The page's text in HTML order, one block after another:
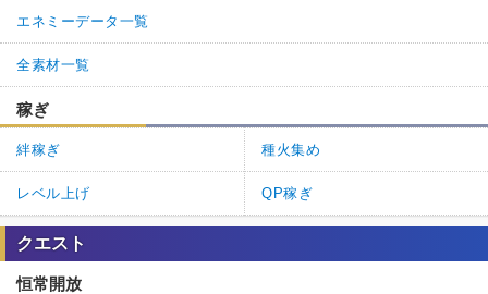
エネミーデータ一覧
全素材一覧
稼ぎ
絆稼ぎ 種火集め
レベル上げ QP稼ぎ
クエスト
恒常開放